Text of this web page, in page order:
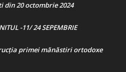
din 20 octombrie 2024
-11/ 24 SEPEMBRIE
primei mănăstiri ortodoxe